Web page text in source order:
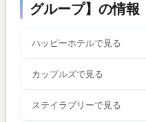
グループ】の情報
ハッピーホテルで見る
カップルズで見る
ステイラブリーで見る